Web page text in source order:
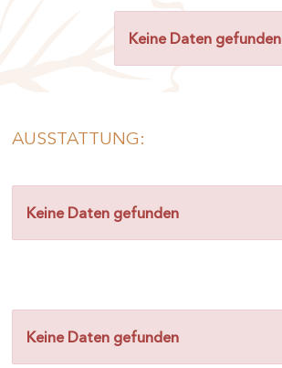
Keine Daten gefunden
AUSSTATTUNG:
Keine Daten gefunden
Keine Daten gefunden